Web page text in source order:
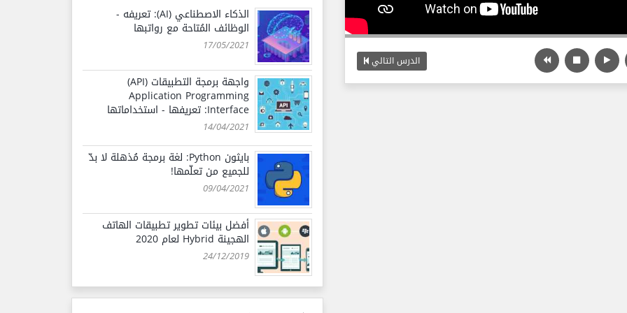
الدرس التالي
الذكاء الاصطناعي (AI): تعريفه -
الوظائف المُتاحة مع رواتبها
17/05/2021
واجهة برمجة التطبيقات (API)
Application Programming
Interface: تعريفها - استخداماتها
14/04/2021
بايثون Python: لغة برمجة مُذهلة لا بدّ
للجميع من تعلّمها!
09/04/2021
أفضل بيئات تطوير تطبيقات الهاتف
الهجينة Hybrid لعام 2020
24/12/2019